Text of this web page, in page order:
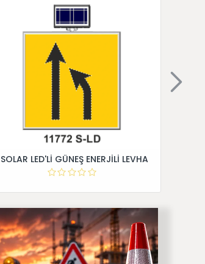
SOLAR LED'Lİ GÜNEŞ ENERJİLİ LEVHA